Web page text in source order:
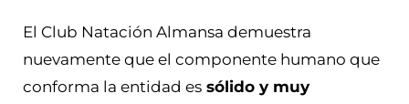
El Club Natación Almansa demuestra
nuevamente que el componente humano que
conforma la entidad es sólido y muy